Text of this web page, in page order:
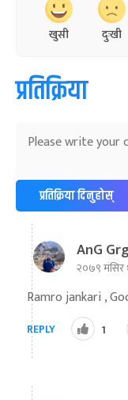
खुसी दुःखी
प्रतिक्रिया
प्रतिक्रिया दिनुहोस्
AnG Grg
२०७९
Ramro jankari ,
REPLY 1